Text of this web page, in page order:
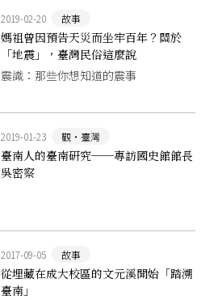
2019-02-20 故事
媽祖曾因預告天災而坐牢百年？關於
「地震」，臺灣民俗這麼說
震識：那些你想知道的震事
2019-01-23 觀‧臺灣
臺南人的臺南研究──專訪國史館館長
吳密察
2017-09-05 故事
從埋藏在成大校區的文元溪開始「踏溯
臺南」